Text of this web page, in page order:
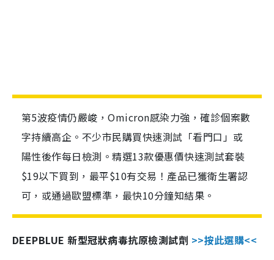
第5波疫情仍嚴峻，Omicron感染力強，確診個案數
字持續高企。不少市民購買快速測試「看門口」或
陽性後作每日檢測。精選13款優惠價快速測試套裝
$19以下買到，最平$10有交易！產品已獲衛生署認
可，或通過歐盟標準，最快10分鐘知結果。
DEEPBLUE 新型冠狀病毒抗原檢測試劑 >>按此選購<<